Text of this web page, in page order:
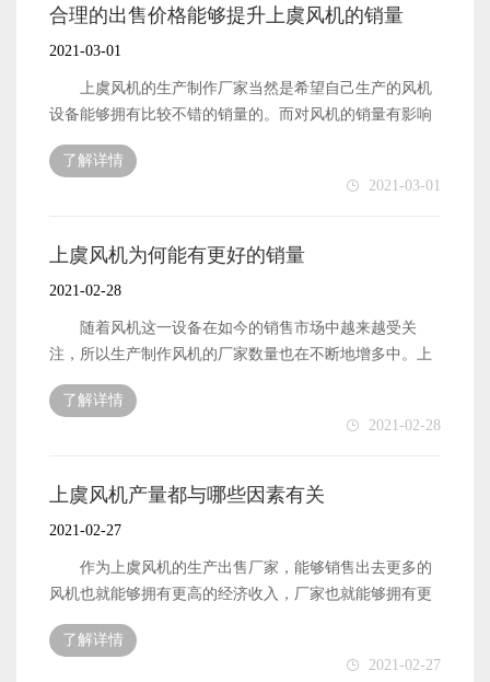
一下，如何才能提升上虞风机的市场影响力。 上虞风
好自身的生产技术提升工作，确保厂家生产制作出来的风
机设备是拥有良好的质量的。只有产品设备自身的质量性
能过关，能够满足市场需求之后，才能在销售市场中提升
升起来，除了需要厂家做好产品设备的质量性能保障工作
之外，还有便是需要厂家做好风机设备的知名度提升工作
够在销售市场中拥有更好的销量，拥有更强的市场影响力
了。 以上便是厂家想要提升上虞风机设备的市场影响
力，需要做好的相关措施了。
合理的出售价格能够提升上虞风机的销量
2021-03-01
上虞风机的生产制作厂家当然是希望自己生产的风机
设备能够拥有比较不错的销量的。而对风机的销量有影响
的因素也是很多的，风机设备的生产出售厂家想要提升产
品的销量，自然也就需要对这些影响因素有了解的。在众
多能够影响产品销量的因素中，产品自身的出售价格是否
升上虞风机的销量。 上虞风机设备的出售价格是合理
可。用户在购买产品的时候，除了对产品的质量性能进行
关注之外，还会格外关注的自然是设备的出售价格了。合
理的出售价格能够让用户对产品有比较不错的映象，也就
出售价格越合理，那么在同行竞争中的竞争力也就能够更
强了。产品的市场竞争力越强，自然也就能够拥有更多被
要提升设备的销量，在做好质量保障工作之外，还需要做
好的便是设备的出售价格制定工作了。
了解详情
2021-03-01
上虞风机为何能有更好的销量
2021-02-28
随着风机这一设备在如今的销售市场中越来越受关
注，所以生产制作风机的厂家数量也在不断地增多中。上
虞风机这一风机设备在如今的销售市场中拥有的销量还是
比较不错的，很多用户在进行具体的选择工作时，都会更
加愿意选择上虞风机设备。那么，这一品牌的风机设备为
就来简单地介绍一下。 上虞风机设备能够在如今的风
备拥有的使用范围也是更加广阔的。产品设备的使用范围
越大，也就表示该风机设备能够拥有更多可以被购买的机
会。所以，这一品牌的风机设备的销量也就会比较不错
的使用范围更大之外，还有便是因为这一品牌的风机设备
在质量和性能方面确实拥有良好的表现。用户愿意购买产
了解详情
2021-02-28
上虞风机产量都与哪些因素有关
2021-02-27
作为上虞风机的生产出售厂家，能够销售出去更多的
风机也就能够拥有更高的经济收入，厂家也就能够拥有更
好的发展了。而厂家能够销售出去更多的风机设备，是需
要自身先拥有数量足够的风机设备的。那么，风机设备的
产量又是与哪些因素有关的呢?下面本文就来简单地介绍一
了解详情
2021-02-27